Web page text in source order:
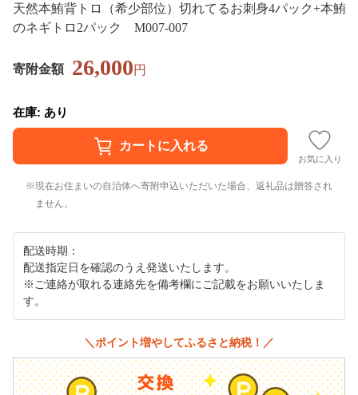
天然本鮪背トロ（希少部位）切れてるお刺身4パック+本鮪
のネギトロ2パック M007-007
寄附金額 26,000円
在庫: あり
お気に入り
現在お住まいの自治体へ寄附申込いただいた場合、返礼品は贈答され
ません。
配送時期：
配送指定日を確認のうえ発送いたします。
※ご連絡が取れる連絡先を備考欄にご記載をお願いいたしま
す。
＼ポイント増やしてふるさと納税！／